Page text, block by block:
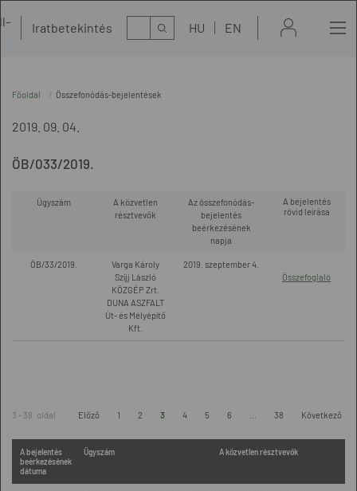
Iratbetekintés Kereső HU EN
Főoldal Összefonódás-bejelentések
2019. 09. 04.
ÖB/033/2019.
Ügyszám
A közvetlen
résztvevők
Az összefonódás-
bejelentés
beérkezésének
napja
A bejelentés
rövid leírása
ÖB/33/2019.
Varga Károly
Szíjj László
KÖZGÉP Zrt.
DUNA ASZFALT
Út- és Mélyépítő
Kft.
2019. szeptember 4.
Összefoglaló
3 - 38. oldal Előző 1 2 3 4 5 6 38 Következő
A bejelentés
beérkezésének
dátuma
Ügyszám A közvetlen résztvevők